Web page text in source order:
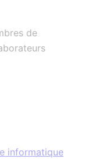
de
informatique